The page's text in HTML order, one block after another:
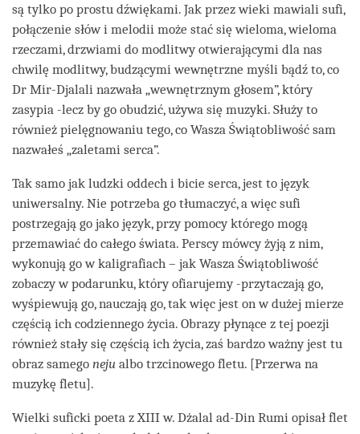
są tylko po prostu dźwiękami. Jak przez wieki mawiali sufi,
połączenie słów i melodii może stać się wieloma, wieloma
rzeczami, drzwiami do modlitwy otwierającymi dla nas
chwilę modlitwy, budzącymi wewnętrzne myśli bądź to, co
Dr Mir-Djalali nazwała „wewnętrznym głosem”, który
zasypia -lecz by go obudzić, używa się muzyki. Służy to
również pielęgnowaniu tego, co Wasza Świątobliwość sam
nazwałeś „zaletami serca”.
Tak samo jak ludzki oddech i bicie serca, jest to język
uniwersalny. Nie potrzeba go tłumaczyć, a więc sufi
postrzegają go jako język, przy pomocy którego mogą
przemawiać do całego świata. Perscy mówcy żyją z nim,
wykonują go w kaligrafiach – jak Wasza Świątobliwość
zobaczy w podarunku, który ofiarujemy -przytaczają go,
wyśpiewują go, nauczają go, tak więc jest on w dużej mierze
częścią ich codziennego życia. Obrazy płynące z tej poezji
również stały się częścią ich życia, zaś bardzo ważny jest tu
obraz samego neju albo trzcinowego fletu. [Przerwa na
muzykę fletu].
Wielki suficki poeta z XIII w. Dżalal ad-Din Rumi opisał flet